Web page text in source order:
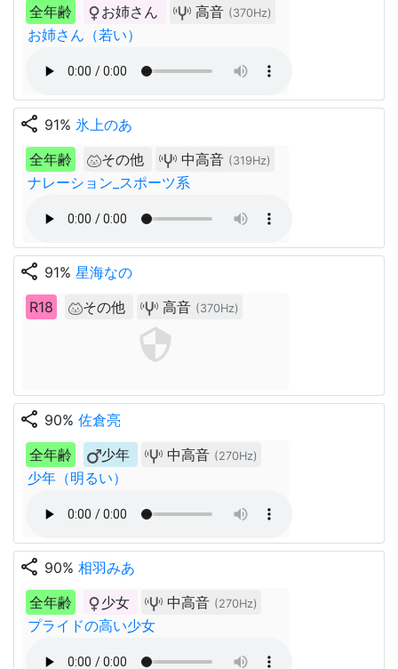
全年齢
お姉さん 高音 (370Hz)
お姉さん（若い）
share 91% 氷上のあ
全年齢
その他 中高音 (319Hz)
ナレーション_スポーツ系
share 91% 星海なの
R18
その他 高音 (370Hz)
share 90% 佐倉亮
全年齢
少年 中高音 (270Hz)
少年（明るい）
share 90% 相羽みあ
全年齢
少女 中高音 (270Hz)
プライドの高い少女